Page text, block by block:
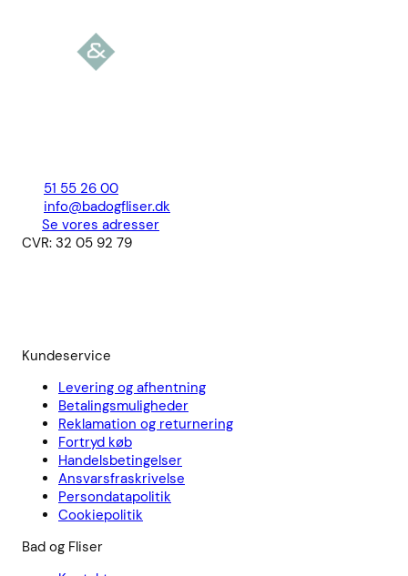
51 55 26 00
info@badogfliser.dk
Se vores adresser
CVR: 32 05 92 79
Kundeservice
Levering og afhentning
Betalingsmuligheder
Reklamation og returnering
Fortryd køb
Handelsbetingelser
Ansvarsfraskrivelse
Persondatapolitik
Cookiepolitik
Bad og Fliser